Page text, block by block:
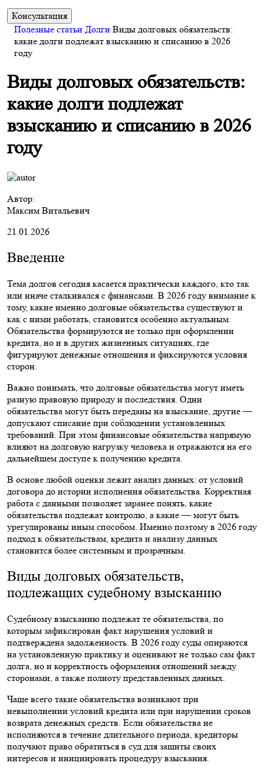
Консультация
Полезные статьи Долги Виды долговых обязательств:
какие долги подлежат взысканию и списанию в 2026
году
Виды долговых обязательств:
какие долги подлежат
взысканию и списанию в 2026
году
Автор:
Максим Витальевич
21.01.2026
Введение
Тема долгов сегодня касается практически каждого, кто так
или иначе сталкивался с финансами. В 2026 году внимание к
тому, какие именно долговые обязательства существуют и
как с ними работать, становится особенно актуальным.
Обязательства формируются не только при оформлении
кредита, но и в других жизненных ситуациях, где
фигурируют денежные отношения и фиксируются условия
сторон.
Важно понимать, что долговые обязательства могут иметь
разную правовую природу и последствия. Одни
обязательства могут быть переданы на взыскание, другие —
допускают списание при соблюдении установленных
требований. При этом финансовые обязательства напрямую
влияют на долговую нагрузку человека и отражаются на его
дальнейшем доступе к получению кредита.
В основе любой оценки лежит анализ данных: от условий
договора до истории исполнения обязательства. Корректная
работа с данными позволяет заранее понять, какие
обязательства подлежат контролю, а какие — могут быть
урегулированы иным способом. Именно поэтому в 2026 году
подход к обязательствам, кредита и анализу данных
становится более системным и прозрачным.
Виды долговых обязательств,
подлежащих судебному взысканию
Судебному взысканию подлежат те обязательства, по
которым зафиксирован факт нарушения условий и
подтверждена задолженность. В 2026 году суды опираются
на установленную практику и оценивают не только сам факт
долга, но и корректность оформления отношений между
сторонами, а также полноту представленных данных.
Чаще всего такие обязательства возникают при
невыполнении условий кредита или при нарушении сроков
возврата денежных средств. Если обязательства не
исполняются в течение длительного периода, кредиторы
получают право обратиться в суд для защиты своих
интересов и инициировать процедуру взыскания.